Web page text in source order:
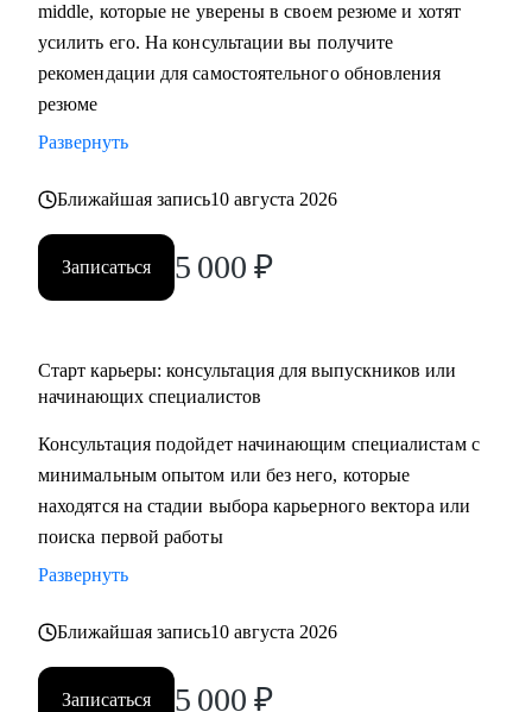
• тем, кто хочет сменить карьерный трек и перейти во
внутриком, HR-бренд и корпоративный ивент
• специалистам уровня Junior и Middle: внутренние
коммуникации, HR-бренд, event-менеджер
middle, которые не уверены в своем резюме и хотят
усилить его. На консультации вы получите
рекомендации для самостоятельного обновления
резюме
Развернуть
Ближайшая запись10 августа 2026
Записаться 5 000 ₽
Старт карьеры: консультация для выпускников или
начинающих специалистов
Консультация подойдет начинающим специалистам с
минимальным опытом или без него, которые
находятся на стадии выбора карьерного вектора или
поиска первой работы
Развернуть
Ближайшая запись10 августа 2026
Записаться 5 000 ₽